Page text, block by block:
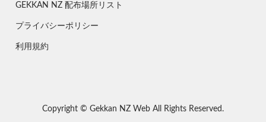
GEKKAN NZ 配布場所リスト
プライバシーポリシー
利用規約
Copyright © Gekkan NZ Web All Rights Reserved.